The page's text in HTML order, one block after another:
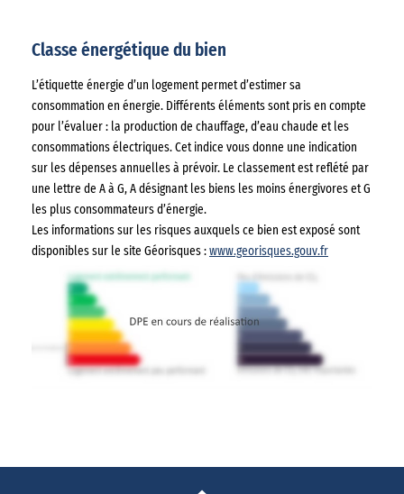
Classe énergétique du bien
L’étiquette énergie d’un logement permet d’estimer sa
consommation en énergie. Différents éléments sont pris en compte
pour l’évaluer : la production de chauffage, d’eau chaude et les
consommations électriques. Cet indice vous donne une indication
sur les dépenses annuelles à prévoir. Le classement est reflété par
une lettre de A à G, A désignant les biens les moins énergivores et G
les plus consommateurs d’énergie.
Les informations sur les risques auxquels ce bien est exposé sont
disponibles sur le site Géorisques : www.georisques.gouv.fr